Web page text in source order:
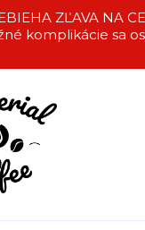
ZĽAVA NA
komplikácie sa